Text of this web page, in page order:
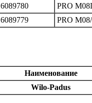
6089780
PRO
6089779
PRO
Наименование
Wilo‐Padus